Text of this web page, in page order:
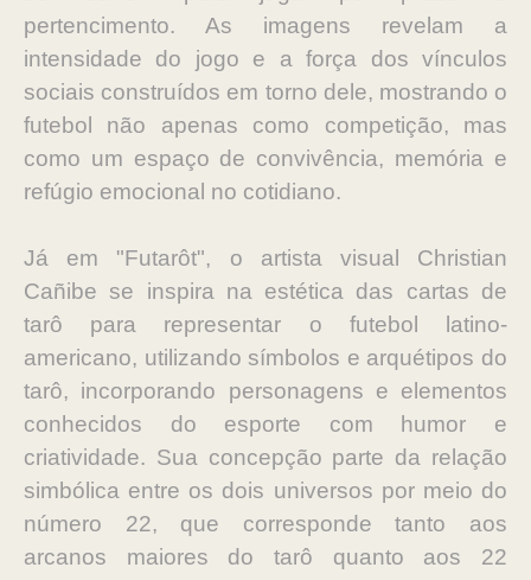
pertencimento. As imagens revelam a
intensidade do jogo e a força dos vínculos
sociais construídos em torno dele, mostrando o
futebol não apenas como competição, mas
como um espaço de convivência, memória e
refúgio emocional no cotidiano.
Já em "Futarôt", o artista visual Christian
Cañibe se inspira na estética das cartas de
tarô para representar o futebol latino-
americano, utilizando símbolos e arquétipos do
tarô, incorporando personagens e elementos
conhecidos do esporte com humor e
criatividade. Sua concepção parte da relação
simbólica entre os dois universos por meio do
número 22, que corresponde tanto aos
arcanos maiores do tarô quanto aos 22